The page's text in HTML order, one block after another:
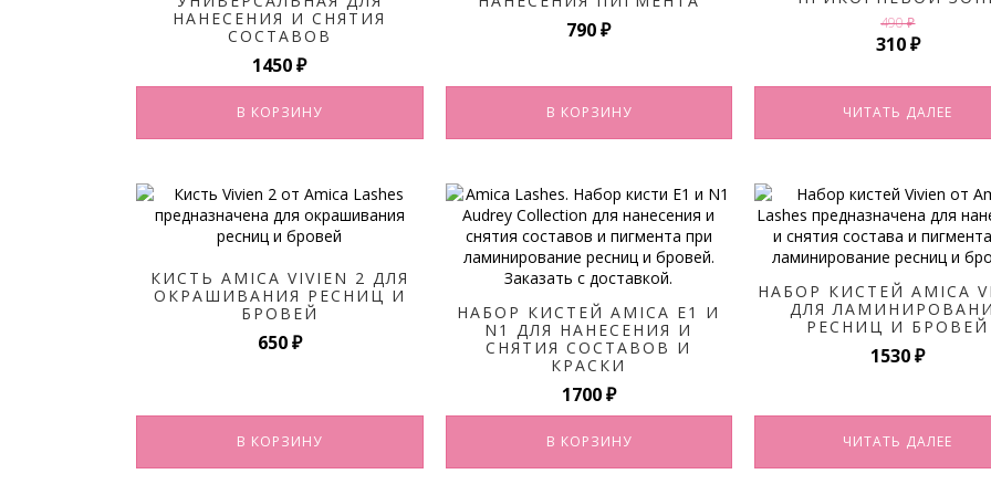
НАНЕСЕНИЯ И СНЯТИЯ
СОСТАВОВ
1450₽
В КОРЗИНУ
790₽
В КОРЗИНУ
490₽
составляла
490 ₽.
310₽Текущая
310 ₽.
ЧИТАТЬ ДАЛЕЕ
КИСТЬ AMICA VIVIEN 2 ДЛЯ
ОКРАШИВАНИЯ РЕСНИЦ И
БРОВЕЙ
650₽
В КОРЗИНУ
НАБОР КИСТЕЙ AMICA E1 И
N1 ДЛЯ НАНЕСЕНИЯ И
СНЯТИЯ СОСТАВОВ И
КРАСКИ
1700₽
В КОРЗИНУ
НАБОР КИСТЕЙ AMICA
ДЛЯ
РЕСНИЦ И БРОВЕЙ
1530₽
ЧИТАТЬ ДАЛЕЕ